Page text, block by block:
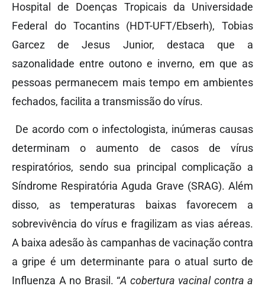
Hospital de Doenças Tropicais da Universidade
Federal do Tocantins (HDT-UFT/Ebserh), Tobias
Garcez de Jesus Junior, destaca que a
sazonalidade entre outono e inverno, em que as
pessoas permanecem mais tempo em ambientes
fechados, facilita a transmissão do vírus.
De acordo com o infectologista, inúmeras causas
determinam o aumento de casos de vírus
respiratórios, sendo sua principal complicação a
Síndrome Respiratória Aguda Grave (SRAG). Além
disso, as temperaturas baixas favorecem a
sobrevivência do vírus e fragilizam as vias aéreas.
A baixa adesão às campanhas de vacinação contra
a gripe é um determinante para o atual surto de
Influenza A no Brasil. “A cobertura vacinal contra a